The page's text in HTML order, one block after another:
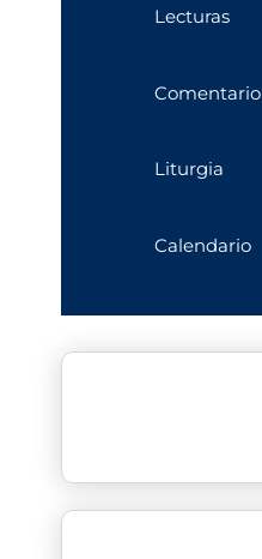
Lecturas
Comentario
Liturgia
Calendario